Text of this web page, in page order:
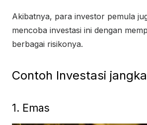
Akibatnya, para investor pemula
mencoba investasi ini dengan
berbagai risikonya.
Contoh Investasi
1. Emas